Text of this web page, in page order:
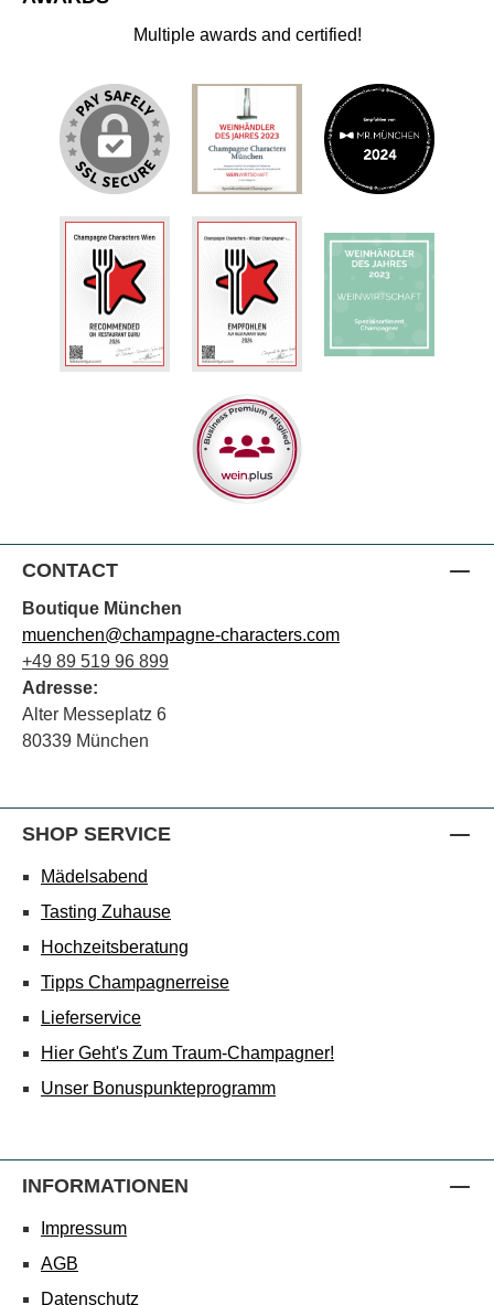
Multiple awards and certified!
CONTACT
Boutique München
muenchen@champagne-characters.com
+49 89 519 96 899
Adresse:
Alter Messeplatz 6
80339 München
SHOP SERVICE
Mädelsabend
Tasting Zuhause
Hochzeitsberatung
Tipps Champagnerreise
Lieferservice
Hier Geht's Zum Traum-Champagner!
Unser Bonuspunkteprogramm
INFORMATIONEN
Impressum
AGB
Datenschutz